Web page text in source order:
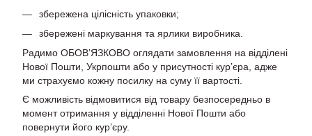
збережена цілісність упаковки;
збережені маркування та ярлики виробника.
Радимо ОБОВ’ЯЗКОВО оглядати замовлення на відділені
Нової Пошти, Укрпошти або у присутності кур’єра, адже
ми страхуємо кожну посилку на суму її вартості.
Є можливість відмовитися від товару безпосередньо в
момент отримання у відділенні Нової Пошти або
повернути його кур’єру.